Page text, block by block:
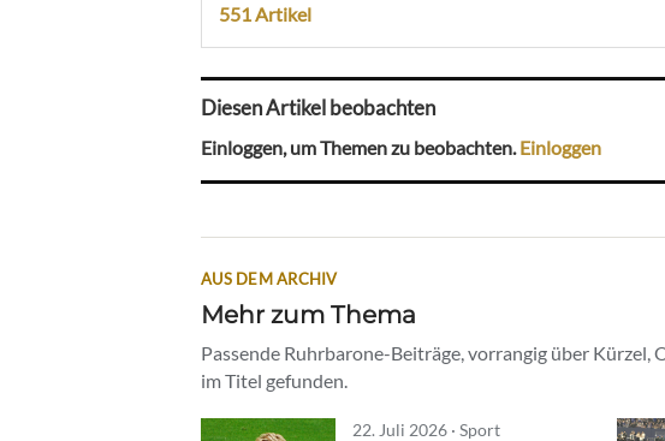
551 Artikel
Diesen Artikel beobachten
Einloggen, um Themen zu beobachten.Einloggen
AUS DEM ARCHIV
Mehr zum Thema
Passende Ruhrbarone-Beiträge, vorrangig über Kürzel,
im Titel gefunden.
22. Juli 2026 · Sport